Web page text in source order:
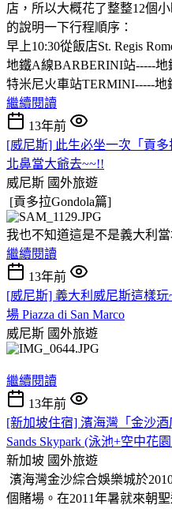
店，所以大概花了整整12個
的說明一下行程順序：
早上10:30從飯店St. Regis
地鐵A線BARBERINI站-----地
特米尼火車站TERMINI-----地
繼續閱讀
13年前
[威尼斯] 此生必坐一次「貢
北鼻當大爺去~~!!
威尼斯 國外旅遊
[貢多拉Gondola篇]
我也不知道這是不是義大利
繼續閱讀
13年前
[威尼斯] 義大利威尼斯這樣
場 Piazza di San Marco
威尼斯 國外旅遊
繼續閱讀
13年前
[新加坡住宿] 濱海灣「金沙
Sands Skypark (泳池+空中花
新加坡 國外旅遊
濱海灣金沙綜合娛樂城於
個賭場。在2011年暑就來朝